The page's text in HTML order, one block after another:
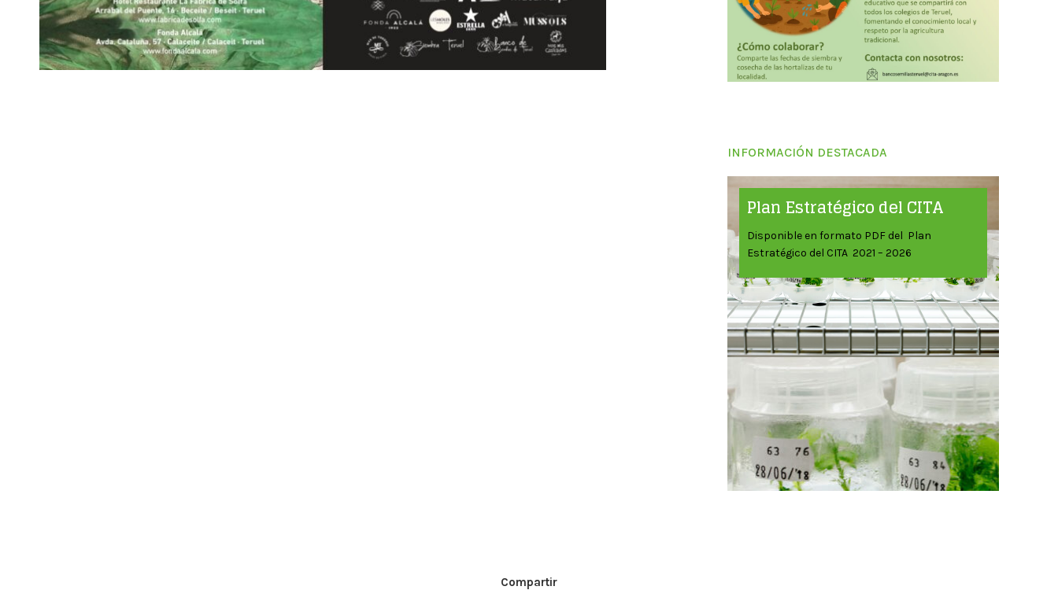
INFORMACIÓN DESTACADA
Plan Estratégico del CITA
Disponible en formato PDF del Plan
Estratégico del CITA 2021 – 2026
Compartir